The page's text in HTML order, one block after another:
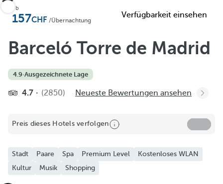
Zu Favoriten hinzufügen
Weitere Fotos und Videos ansehen
Ab
157 /Übernachtung
Verfügbarkeit einsehen
Barceló Torre de Madrid
4.9·Ausgezeichnete Lage
4.7 (2850) Neueste Bewertungen ansehen
Preis dieses Hotels verfolgen
Stadt Paare Spa Premium Level
Kostenloses WLAN
Kultur
Musik Shopping